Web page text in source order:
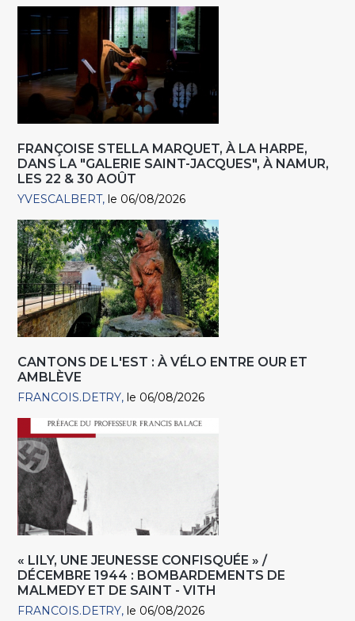
FRANÇOISE STELLA MARQUET, À LA HARPE,
DANS LA "GALERIE SAINT-JACQUES", À NAMUR,
LES 22 & 30 AOÛT
YVESCALBERT le 06/08/2026
CANTONS DE L'EST : À VÉLO ENTRE OUR ET
AMBLÈVE
FRANCOIS.DETRY le 06/08/2026
« LILY, UNE JEUNESSE CONFISQUÉE » /
DÉCEMBRE 1944 : BOMBARDEMENTS DE
MALMEDY ET DE SAINT - VITH
FRANCOIS.DETRY le 06/08/2026